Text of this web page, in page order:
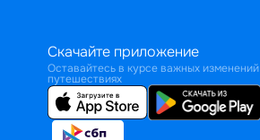
Скачайте приложение
Оставайтесь в курсе важных
путешествиях